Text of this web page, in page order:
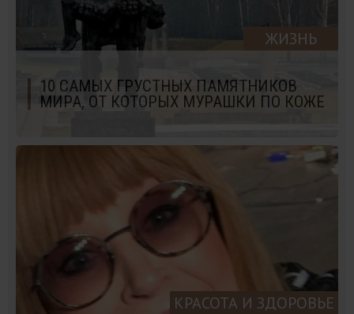
ЖИЗНЬ
10 САМЫХ ГРУСТНЫХ ПАМЯТНИКОВ
МИРА, ОТ КОТОРЫХ МУРАШКИ ПО КОЖЕ
КРАСОТА И ЗДОРОВЬЕ